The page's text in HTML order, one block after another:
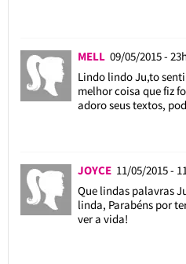
MELL 09/05/2015 -
Lindo lindo Ju,to
melhor coisa que fiz
adoro seus textos,
JOYCE 11/05/2015 -
Que lindas palavras
linda, Parabéns por
ver a vida!